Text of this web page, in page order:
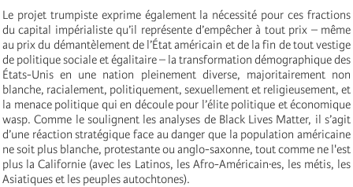
Le projet trumpiste exprime également la nécessité pour ces fractions
du capital impérialiste qu’il représente d’empêcher à tout prix – même
au prix du démantèlement de l’État américain et de la fin de tout vestige
de politique sociale et égalitaire – la transformation démographique des
États-Unis en une nation pleinement diverse, majoritairement non
blanche, racialement, politiquement, sexuellement et religieusement, et
la menace politique qui en découle pour l’élite politique et économique
wasp. Comme le soulignent les analyses de Black Lives Matter, il s’agit
d’une réaction stratégique face au danger que la population américaine
ne soit plus blanche, protestante ou anglo-saxonne, tout comme ne l'est
plus la Californie (avec les Latinos, les Afro-Américain·es, les métis, les
Asiatiques et les peuples autochtones).